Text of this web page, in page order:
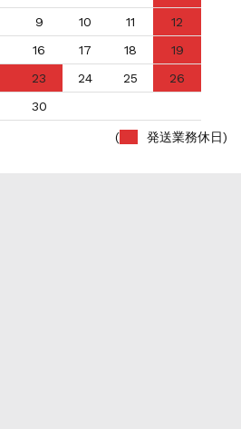
9 10 11
12
16 17 18
19
23 24 25
26
30
( 発送業務休日)